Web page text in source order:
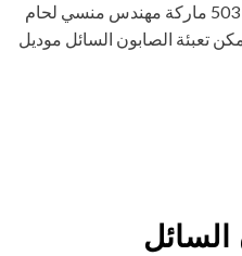
مكن تعبئة الصابون السائل موديل 503 ماركة مهندس منسي لحام
تعبئة الصابون السائل موديل
السائل